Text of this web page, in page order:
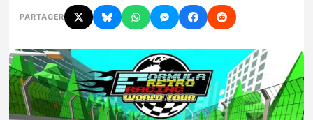
Chiffres de ventes
Rumeurs
Nintendo Direct
PARTAGER